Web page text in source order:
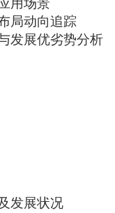
用场景
局动向追踪
发展优劣势分析
发展状况